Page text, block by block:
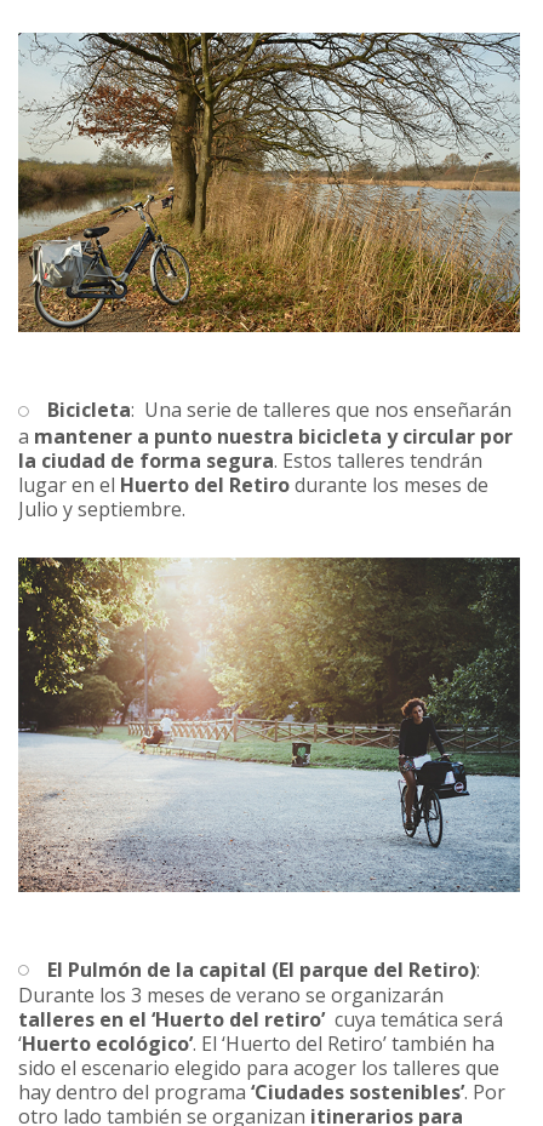
Bicicleta: Una serie de talleres que nos enseñarán
a mantener a punto nuestra bicicleta y circular por
la ciudad de forma segura. Estos talleres tendrán
lugar en el Huerto del Retirodurante los meses de
Julio y septiembre.
El Pulmón de la capital (El parque del Retiro):
Durante los 3 meses de verano se organizarán
talleres en el ‘Huerto del retiro’cuya temática será
‘Huerto ecológico’. El ‘Huerto del Retiro’ también ha
sido el escenario elegido para acoger los talleres que
hay dentro del programa ‘Ciudades sostenibles’. Por
otro lado también se organizan itinerarios para